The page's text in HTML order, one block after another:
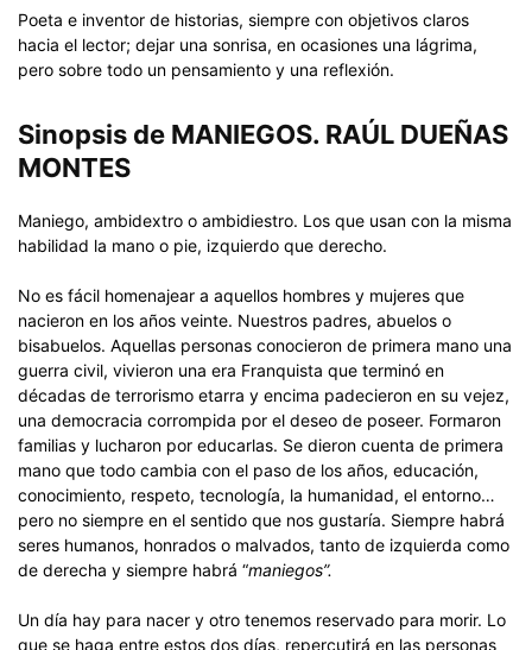
Poeta e inventor de historias, siempre con objetivos claros
hacia el lector; dejar una sonrisa, en ocasiones una lágrima,
pero sobre todo un pensamiento y una reflexión.
Sinopsis de MANIEGOS. RAÚL DUEÑAS
MONTES
Maniego, ambidextro o ambidiestro. Los que usan con la misma
habilidad la mano o pie, izquierdo que derecho.
No es fácil homenajear a aquellos hombres y mujeres que
nacieron en los años veinte. Nuestros padres, abuelos o
bisabuelos. Aquellas personas conocieron de primera mano una
guerra civil, vivieron una era Franquista que terminó en
décadas de terrorismo etarra y encima padecieron en su vejez,
una democracia corrompida por el deseo de poseer. Formaron
familias y lucharon por educarlas. Se dieron cuenta de primera
mano que todo cambia con el paso de los años, educación,
conocimiento, respeto, tecnología, la humanidad, el entorno…
pero no siempre en el sentido que nos gustaría. Siempre habrá
seres humanos, honrados o malvados, tanto de izquierda como
de derecha y siempre habrá “maniegos”.
Un día hay para nacer y otro tenemos reservado para morir. Lo
que se haga entre estos dos días, repercutirá en las personas